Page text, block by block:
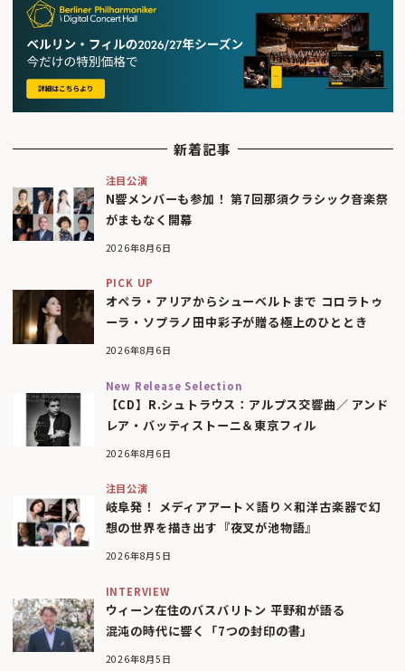
新着記事
注目公演
N響メンバーも参加！ 第7回那須クラシック音楽祭
がまもなく開幕
2026年8月6日
PICK UP
オペラ・アリアからシューベルトまで コロラトゥ
ーラ・ソプラノ田中彩子が贈る極上のひととき
2026年8月6日
New Release Selection
【CD】R.シュトラウス：アルプス交響曲／ アンド
レア・バッティストーニ＆東京フィル
2026年8月6日
注目公演
岐阜発！ メディアアート×語り×和洋古楽器で幻
想の世界を描き出す『夜叉が池物語』
2026年8月5日
INTERVIEW
ウィーン在住のバスバリトン 平野和が語る
混沌の時代に響く「7つの封印の書」
2026年8月5日